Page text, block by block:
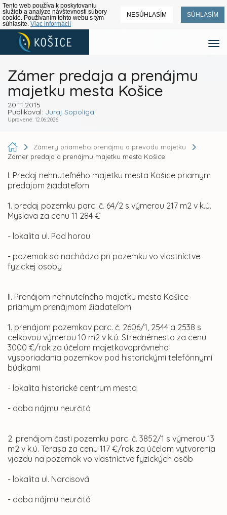
Tento web používa k poskytovaniu
služieb a analýze návštevnosti súbory
cookie. Používaním tohto webu s tým
súhlasíte. Viac informácií
NESÚHLASÍM SÚHLASÍM
Zámer predaja a prenájmu
majetku mesta Košice
20.11.2015
Publikoval: Juraj Sopoliga
Upravené: 12.06.2026
Zámery priameho prenájmu a prevodu majetku
Zámer predaja a prenájmu majetku mesta Košice
I. Predaj nehnuteľného majetku mesta Košice priamym
predajom žiadateľom
1. predaj pozemku parc. č. 64/2 s výmerou 217 m2 v k.ú.
Myslava za cenu 11 284 €
- lokalita ul. Pod horou
- pozemok sa nachádza pri pozemku vo vlastníctve
fyzickej osoby
II. Prenájom nehnuteľného majetku mesta Košice
priamym prenájmom žiadateľom
1. prenájom pozemkov parc. č. 2606/1, 2544 a 2538 s
celkovou výmerou 10 m2 v k.ú. Strednémesto za cenu
3000 €/rok za účelom majetkovoprávneho
vysporiadania pozemkov pod historickými telefónnymi
búdkami
- lokalita historické centrum mesta
- doba nájmu neurčitá
2. prenájom časti pozemku parc. č. 3852/1 s výmerou 13
m2 v k.ú. Terasa za cenu 117 €/rok za účelom vytvorenia
vjazdu na pozemok vo vlastníctve fyzických osôb
- lokalita ul. Narcisová
- doba nájmu neurčitá